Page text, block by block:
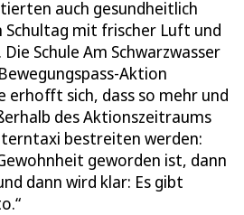
auch gesundheitlich
Schultag mit frischer Luft und
Schule Am Schwarzwasser
Aktion
erhofft sich, dass so mehr und
des Aktionszeitraums
bestreiten werden:
geworden ist, dann
dann wird klar: Es gibt